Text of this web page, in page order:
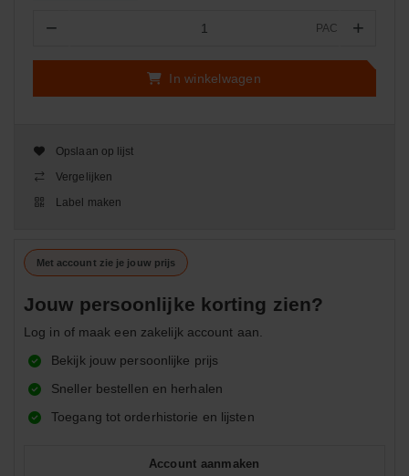
− PAC +
In winkelwagen
Opslaan op lijst
Vergelijken
Label maken
Met account zie je jouw prijs
Jouw persoonlijke korting zien?
Log in of maak een zakelijk account aan.
Bekijk jouw persoonlijke prijs
Sneller bestellen en herhalen
Toegang tot orderhistorie en lijsten
Account aanmaken